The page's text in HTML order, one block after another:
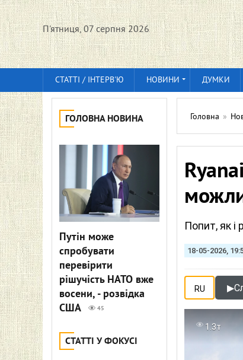
П'ятниця, 07 серпня 2026
СТАТТІ / ІНТЕРВ'Ю НОВИНИ ДУМКИ
ГОЛОВНА НОВИНА
Путін може
спробувати
перевірити
рішучість НАТО вже
восени, - розвідка
США
45
СТАТТІ У ФОКУСІ
Головна »
Попит, як і
18-05-2026,
RU ▶
1.3т